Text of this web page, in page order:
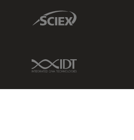
Sciex Link
IDT Link